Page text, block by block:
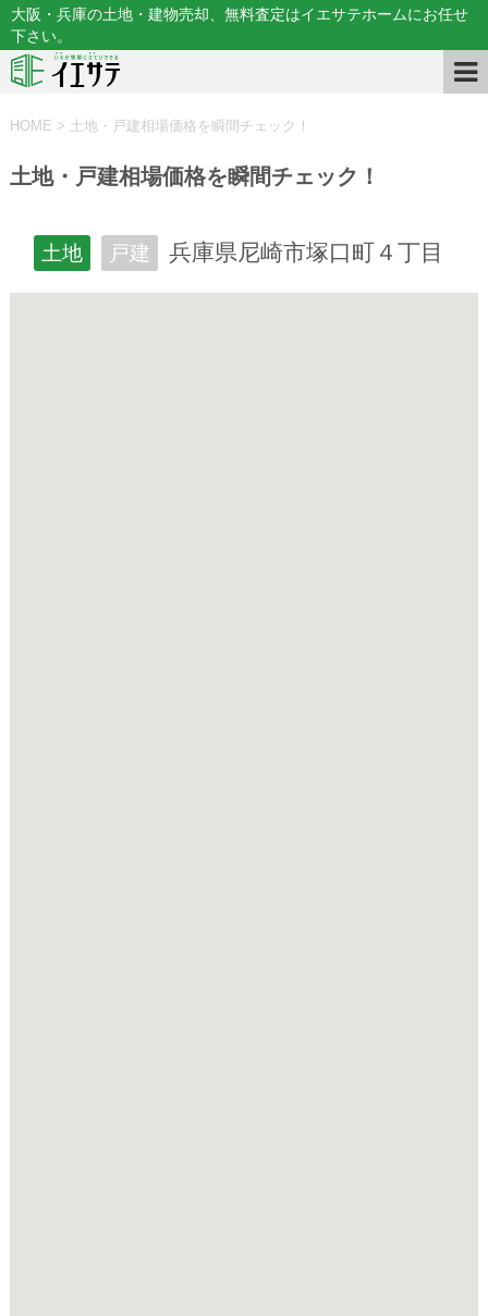
大阪・兵庫の土地・建物売却、無料査定はイエサテホームにお任せ
下さい。
HOME > 土地・戸建相場価格を瞬間チェック！
土地・戸建相場価格を瞬間チェック！
土地 戸建 兵庫県尼崎市塚口町４丁目